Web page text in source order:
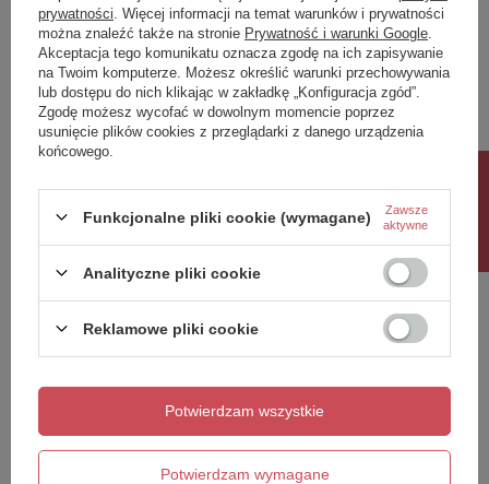
Napisz swoją opinię
Twoja ocena:
5/5
Dodaj własne zdjęcie produktu:
Twoje imię
prywatności . Więcej informacji na temat warunków i prywatności
można znaleźć także na stronie Prywatność i warunki Google
Akceptacja tego komunikatu oznacza zgodę na ich zapisywanie
na Twoim komputerze. Możesz określić warunki przechowywania
lub dostępu do nich klikając w zakładkę „Konfiguracja zgód”.
Zgodę możesz wycofać w dowolnym momencie poprzez
usunięcie plików cookies z przeglądarki z danego urządzenia
końcowego.
Funkcjonalne pliki cookie (wymagane)
Zawsze
aktywne
Analityczne pliki cookie
Reklamowe pliki cookie
Potwierdzam wymagane
Potwierdzam wszystkie